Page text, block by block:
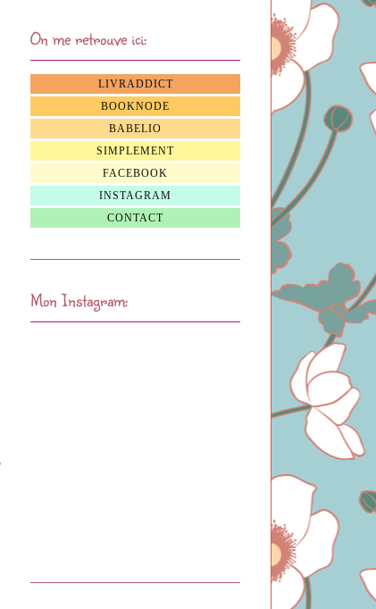
On me retrouve ici:
LIVRADDICT
BOOKNODE
BABELIO
SIMPLEMENT
FACEBOOK
INSTAGRAM
CONTACT
Mon Instagram: